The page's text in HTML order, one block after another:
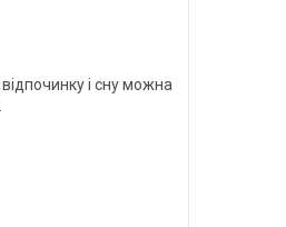
і сну можна